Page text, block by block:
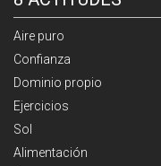
Aire puro
Confianza
Dominio propio
Ejercicios
Sol
Alimentación